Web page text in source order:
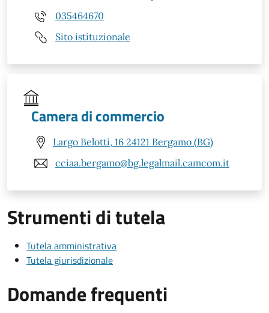
035464670
Sito istituzionale
Camera di commercio
Largo Belotti, 16 24121 Bergamo (BG)
cciaa.bergamo@bg.legalmail.camcom.it
Strumenti di tutela
Tutela amministrativa
Tutela giurisdizionale
Domande frequenti